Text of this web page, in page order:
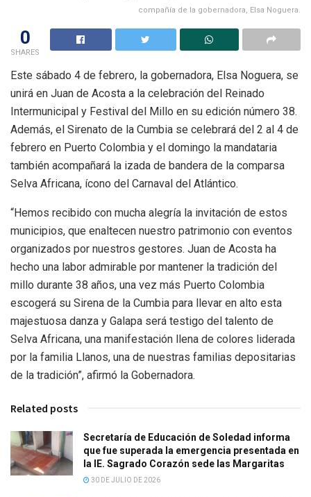
compañía de la gobernadora, Elsa Noguera.
0
SHARES
Este sábado 4 de febrero, la gobernadora, Elsa Noguera, se
unirá en Juan de Acosta a la celebración del Reinado
Intermunicipal y Festival del Millo en su edición número 38.
Además, el Sirenato de la Cumbia se celebrará del 2 al 4 de
febrero en Puerto Colombia y el domingo la mandataria
también acompañará la izada de bandera de la comparsa
Selva Africana, ícono del Carnaval del Atlántico.
“Hemos recibido con mucha alegría la invitación de estos
municipios, que enaltecen nuestro patrimonio con eventos
organizados por nuestros gestores. Juan de Acosta ha
hecho una labor admirable por mantener la tradición del
millo durante 38 años, una vez más Puerto Colombia
escogerá su Sirena de la Cumbia para llevar en alto esta
majestuosa danza y Galapa será testigo del talento de
Selva Africana, una manifestación llena de colores liderada
por la familia Llanos, una de nuestras familias depositarias
de la tradición”, afirmó la Gobernadora.
Related posts
Secretaría de Educación de Soledad informa
que fue superada la emergencia presentada en
la IE. Sagrado Corazón sede las Margaritas
30 DE JULIO DE 2026